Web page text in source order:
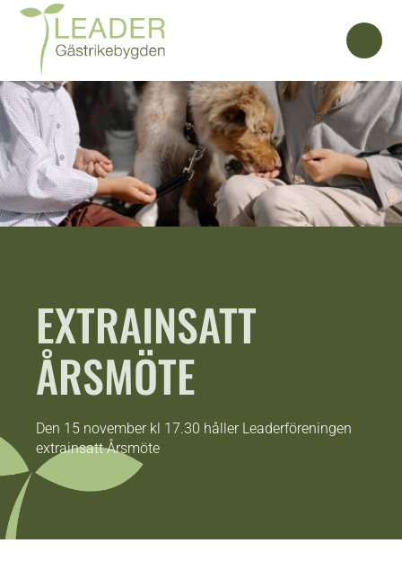
EXTRAINSATT
ÅRSMÖTE
Den 15 november kl 17.30 håller Leaderföreningen
extrainsatt Årsmöte